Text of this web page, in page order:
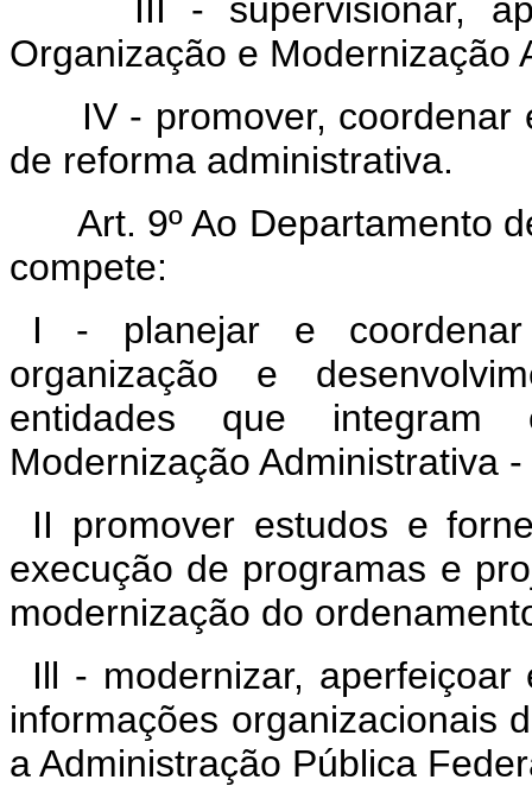
III - supervisionar,
Organização e Modernização
IV - promover, coordenar
de reforma administrativa.
Art. 9º Ao Departamento
compete:
I - planejar e
organização e
entidades que
Modernização Administrativa
II promover estudos e
execução de programas e
modernização do
Ill - modernizar,
informações organizacionais
a Administração Pública